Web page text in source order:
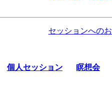
セッションへの
個人セッション 瞑想会